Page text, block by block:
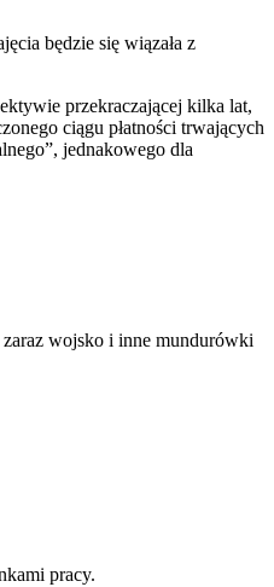
będzie się wiązała z
przekraczającej kilka lat,
ciągu płatności trwających
jednakowego dla
zaraz wojsko i inne mundurówki
pracy.